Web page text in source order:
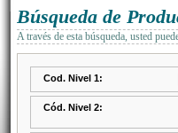
Búsqueda de
A través de esta búsqueda, usted
Cod. Nivel 1:
Cód. Nivel 2: